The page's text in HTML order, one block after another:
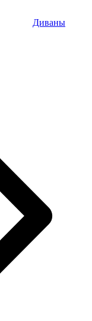
Диваны